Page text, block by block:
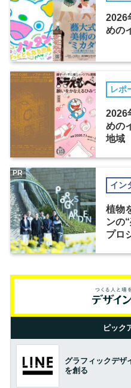
2026
めの
レポ
2026
めの
地域
イン
植物
ンの
プロ
PR
ピック
グラフィックデザ
を創る